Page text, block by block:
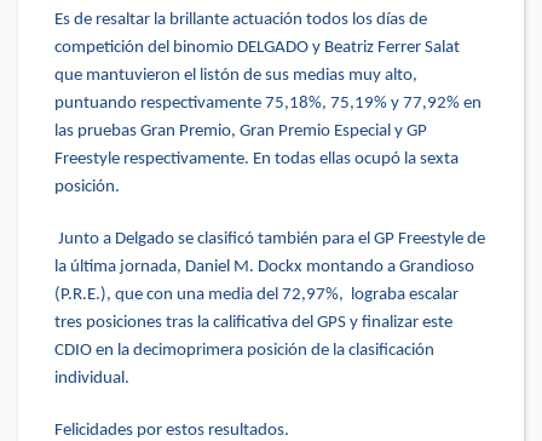
Es de resaltar la brillante actuación todos los días de
competición del binomio DELGADO y Beatriz Ferrer Salat
que mantuvieron el listón de sus medias muy alto,
puntuando respectivamente 75,18%, 75,19% y 77,92% en
las pruebas Gran Premio, Gran Premio Especial y GP
Freestyle respectivamente. En todas ellas ocupó la sexta
posición.
Junto a Delgado se clasificó también para el GP Freestyle de
la última jornada, Daniel M. Dockx montando a Grandioso
(P.R.E.), que con una media del 72,97%, lograba escalar
tres posiciones tras la calificativa del GPS y finalizar este
CDIO en la decimoprimera posición de la clasificación
individual.
Felicidades por estos resultados.